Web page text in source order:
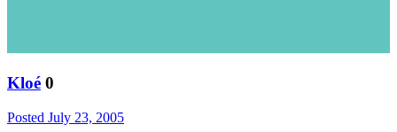
Kloé 0
Posted July 23, 2005